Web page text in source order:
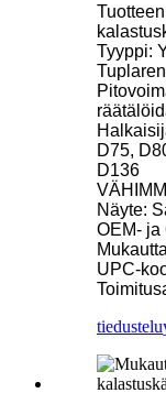
Tyyppi:
D75,
D136
Näyte:
OEM- ja
UPC-
tiedustelu